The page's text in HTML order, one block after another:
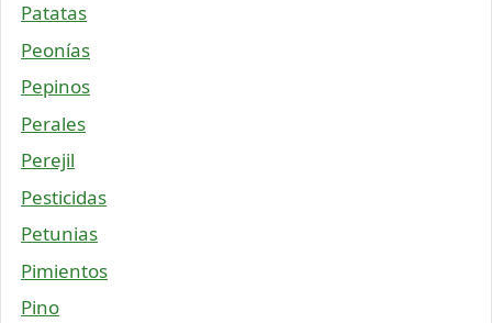
Patatas
Peonías
Pepinos
Perales
Perejil
Pesticidas
Petunias
Pimientos
Pino